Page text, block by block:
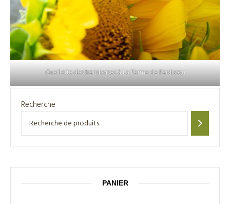
Cueillette des framboises à La Ferme de Fardissou
Recherche
PANIER